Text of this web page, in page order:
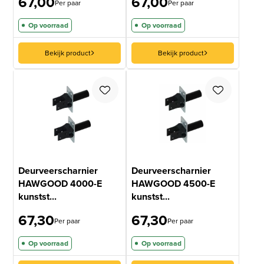
Per paar
Op voorraad
Bekijk product
Per paar
Op voorraad
Bekijk product
Deurveerscharnier
HAWGOOD 4000-E
kunstst...
67,30Per paar
Op voorraad
Deurveerscharnier
HAWGOOD 4500-E
kunstst...
67,30Per paar
Op voorraad